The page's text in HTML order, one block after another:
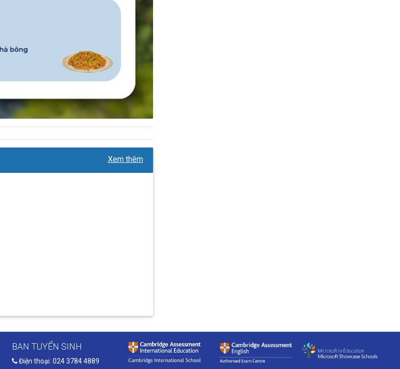
Xem thêm
BAN TUYỂN SINH
Điện thoại: 024 3784 4889